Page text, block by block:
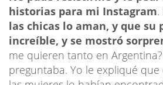
historias para mi Instagram.
las chicas lo aman, y que su
increíble, y se mostró
me quieren tanto en
preguntaba. Yo le expliqué